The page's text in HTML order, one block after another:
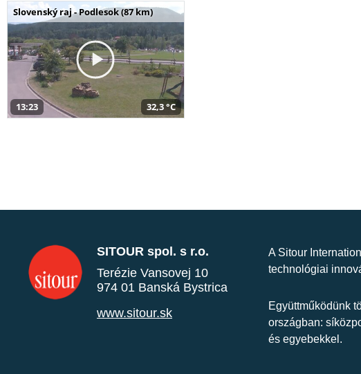
Slovenský raj - Podlesok (87 km)
13:23 32,3 °C
SITOUR spol. s r.o.
Terézie Vansovej 10
974 01 Banská Bystrica
www.sitour.sk
A Sitour
technológiai
Együttműködünk
országban:
és egyebekkel.